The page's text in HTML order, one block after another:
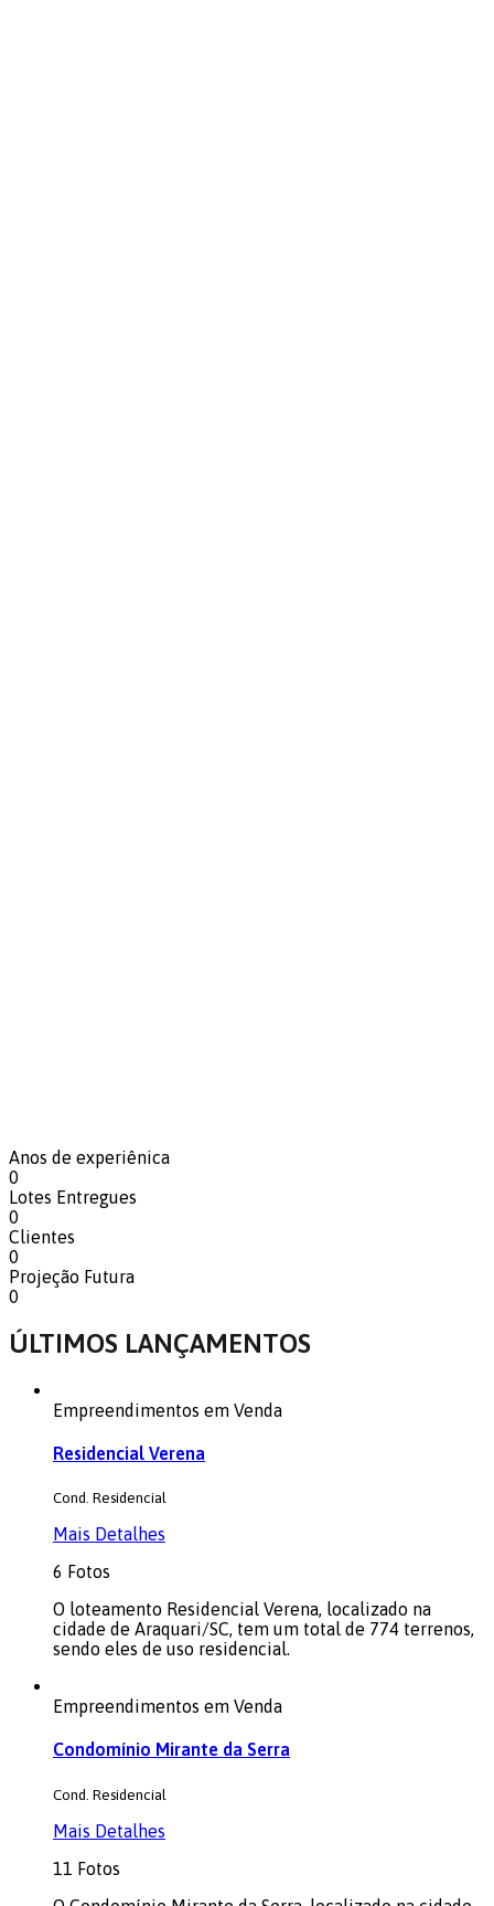
Anos de experiênica
0
Lotes Entregues
0
Clientes
0
Projeção Futura
0
ÚLTIMOS LANÇAMENTOS
Empreendimentos em Venda
Residencial Verena
Cond. Residencial
Mais Detalhes
6 Fotos
O loteamento Residencial Verena, localizado na
cidade de Araquari/SC, tem um total de 774 terrenos,
sendo eles de uso residencial.
Empreendimentos em Venda
Condomínio Mirante da Serra
Cond. Residencial
Mais Detalhes
11 Fotos